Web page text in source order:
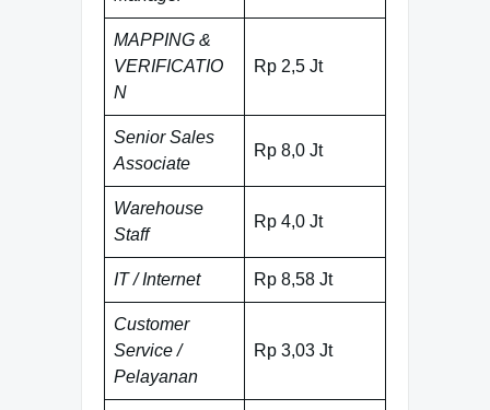
MAPPING &
VERIFICATIO
N
Rp 2,5 Jt
Senior Sales
Associate
Rp 8,0 Jt
Warehouse
Staff
Rp 4,0 Jt
IT / Internet Rp 8,58 Jt
Customer
Service /
Pelayanan
Rp 3,03 Jt